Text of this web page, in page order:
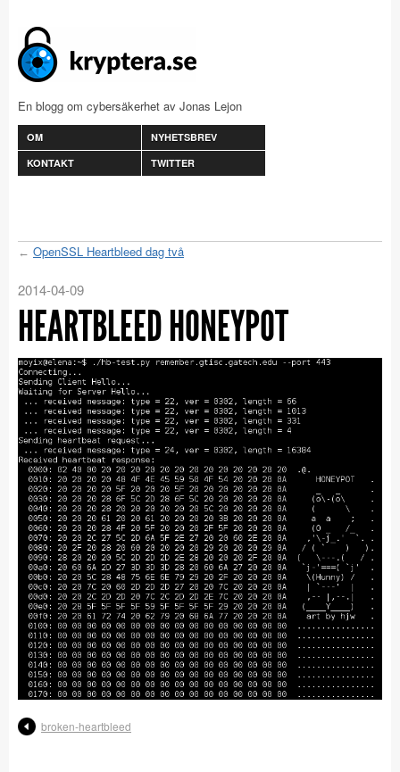
En blogg om cybersäkerhet av Jonas Lejon
OM
NYHETSBREV
KONTAKT
TWITTER
OpenSSL Heartbleed dag två
2014-04-09
HEARTBLEED HONEYPOT
broken-heartbleed